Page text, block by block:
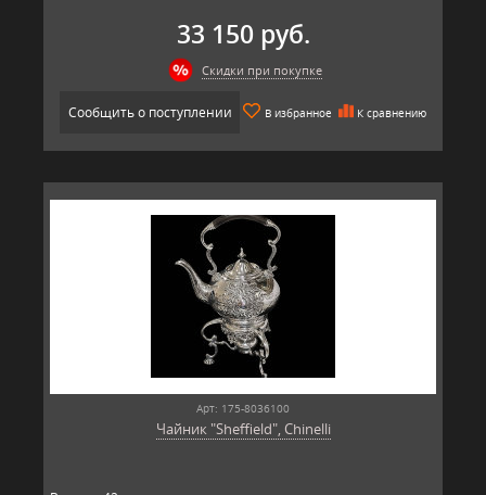
33 150 руб.
Скидки при покупке
Сообщить о поступлении В избранное К сравнению
Арт: 175-8036100
Чайник "Sheffield", Chinelli